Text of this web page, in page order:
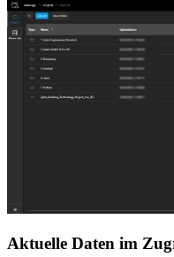
Aktuelle Daten im